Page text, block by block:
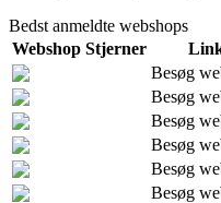
Bedst anmeldte webshops
Webshop Stjerner
Besøg
Besøg
Besøg
Besøg
Besøg
Besøg